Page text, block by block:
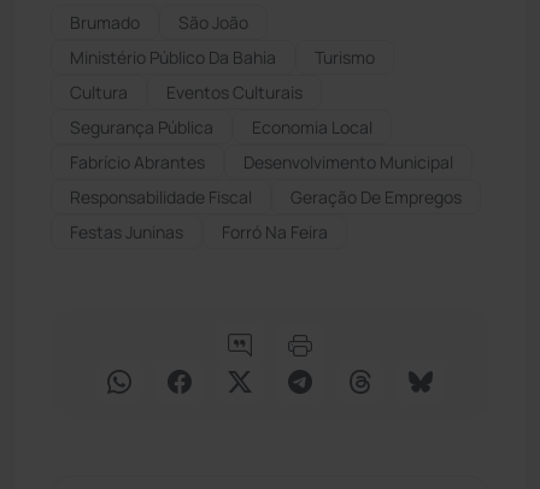
Brumado
São João
Ministério Público Da Bahia
Turismo
Cultura
Eventos Culturais
Segurança Pública
Economia Local
Fabrício Abrantes
Desenvolvimento Municipal
Responsabilidade Fiscal
Geração De Empregos
Festas Juninas
Forró Na Feira